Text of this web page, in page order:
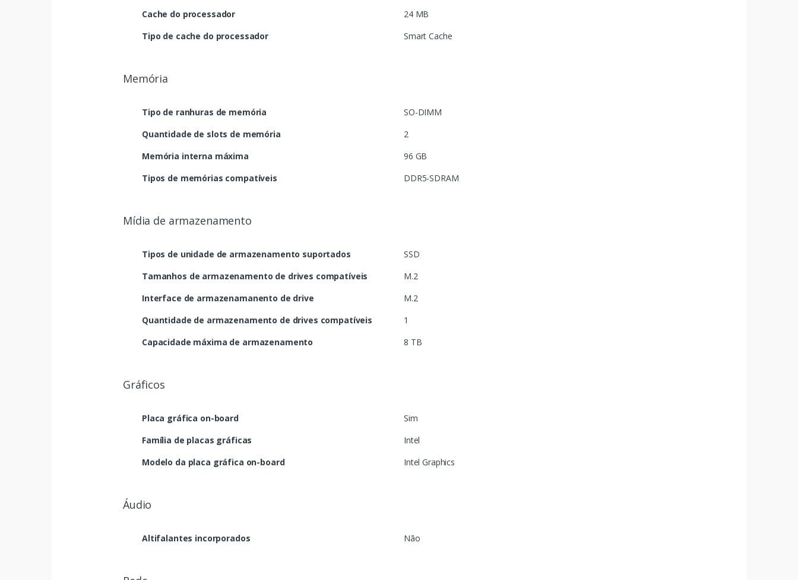
Cache do processador
24 MB
Tipo de cache do processador
Smart Cache
Memória
Tipo de ranhuras de memória
SO-DIMM
Quantidade de slots de memória
2
Memória interna máxima
96 GB
Tipos de memórias compatíveis
DDR5-SDRAM
Mídia de armazenamento
Tipos de unidade de armazenamento suportados
SSD
Tamanhos de armazenamento de drives compatíveis
M.2
Interface de armazenamanento de drive
M.2
Quantidade de armazenamento de drives compatíveis
1
Capacidade máxima de armazenamento
8 TB
Gráficos
Placa gráfica on-board
Sim
Família de placas gráficas
Intel
Modelo da placa gráfica on-board
Intel Graphics
Áudio
Altifalantes incorporados Não